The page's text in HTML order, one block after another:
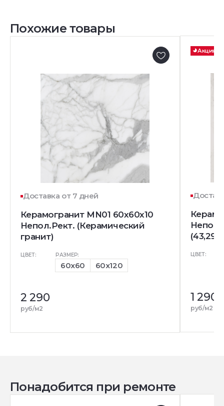
Похожие товары
Доставка от 7 дней
Керамогранит MN01 60x60x10
Непол.Рект. (Керамический
гранит)
ЦВЕТ: РАЗМЕР:
60x60 60x120
2 290
руб/м2
Акция
Непол.
(43,296
ЦВЕТ:
1 290
руб/м2
Понадобится при ремонте